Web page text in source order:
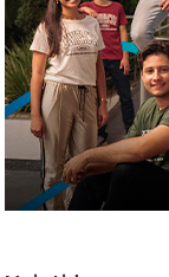
Mais Lidas